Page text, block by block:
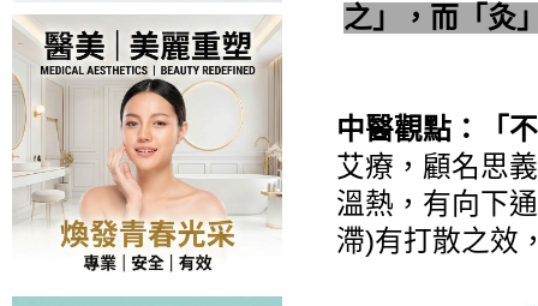
之」，而「灸
中醫觀點：「
艾療，顧名思
溫熱，有向下
滯)有打散之效